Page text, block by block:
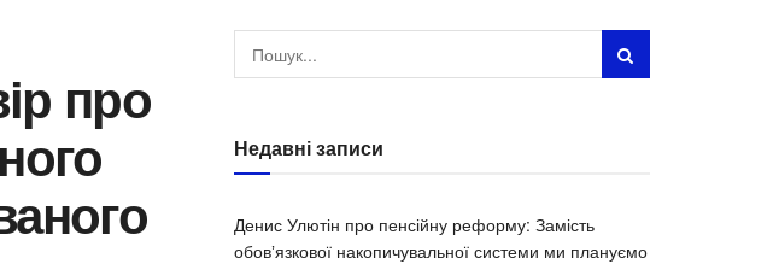
про
Недавні записи
Денис Улютін про пенсійну реформу: Замість
обовʼязкової накопичувальної системи ми плануємо